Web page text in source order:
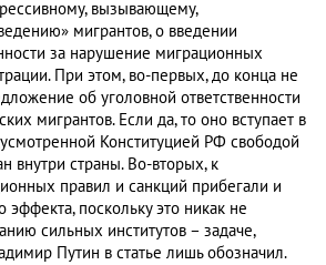
вызывающему,
мигрантов, о введении
за нарушение миграционных
При этом, во-первых, до конца не
об уголовной ответственности
мигрантов. Если да, то оно вступает в
Конституцией РФ свободой
внутри страны. Во-вторых, к
правил и санкций прибегали и
эффекта, поскольку это никак не
сильных институтов – задаче,
Путин в статье лишь обозначил.